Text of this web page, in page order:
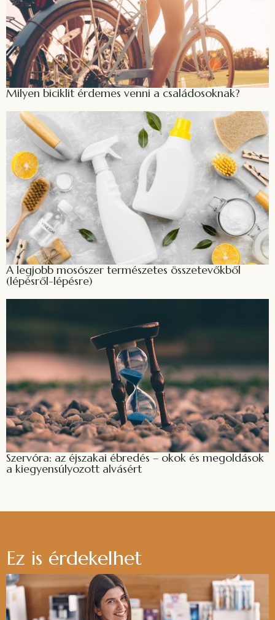
Milyen biciklit érdemes venni a családosoknak?
A legjobb mosószer természetes összetevőkből
(lépésről-lépésre)
Szervóra: az éjszakai ébredés – okok és megoldások
a kiegyensúlyozott alvásért
Ez is érdekelhet